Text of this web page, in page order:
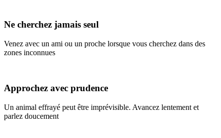
Ne cherchez jamais seul
Venez avec un ami ou un proche lorsque vous cherchez dans des
zones inconnues
Approchez avec prudence
Un animal effrayé peut être imprévisible. Avancez lentement et
parlez doucement